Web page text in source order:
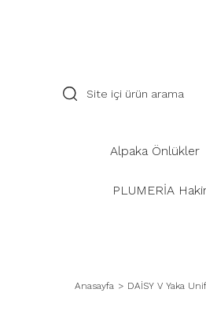
Alpaka Önlükler
PLUMERİA
Anasayfa DAİSY V Yaka